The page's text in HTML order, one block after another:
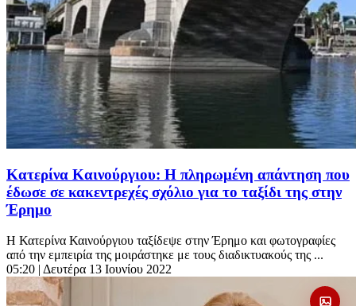
Κατερίνα Καινούργιου: Η πληρωμένη απάντηση που
έδωσε σε κακεντρεχές σχόλιο για το ταξίδι της στην
Έρημο
Η Κατερίνα Καινούργιου ταξίδεψε στην Έρημο και φωτογραφίες
από την εμπειρία της μοιράστηκε με τους διαδικτυακούς της ...
05:20 | Δευτέρα 13 Ιουνίου 2022